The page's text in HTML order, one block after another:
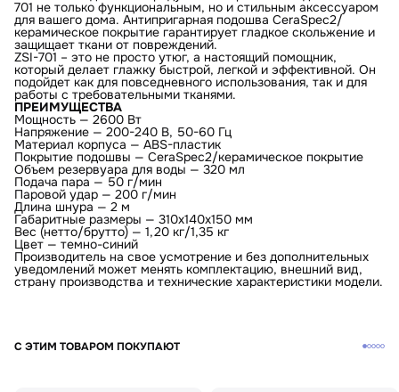
701 не только функциональным, но и стильным аксессуаром
для вашего дома. Антипригарная подошва CeraSpec2/
керамическое покрытие гарантирует гладкое скольжение и
защищает ткани от повреждений.
ZSI-701 – это не просто утюг, а настоящий помощник,
который делает глажку быстрой, легкой и эффективной. Он
подойдет как для повседневного использования, так и для
работы с требовательными тканями.
ПРЕИМУЩЕСТВА
Мощность — 2600 Вт
Напряжение — 200-240 В, 50-60 Гц
Материал корпуса — ABS-пластик
Покрытие подошвы — CeraSpec2/керамическое покрытие
Объем резервуара для воды — 320 мл
Подача пара — 50 г/мин
Паровой удар — 200 г/мин
Длина шнура — 2 м
Габаритные размеры — 310х140х150 мм
Вес (нетто/брутто) — 1,20 кг/1,35 кг
Цвет — темно-синий
Производитель на свое усмотрение и без дополнительных
уведомлений может менять комплектацию, внешний вид,
страну производства и технические характеристики модели.
С ЭТИМ ТОВАРОМ ПОКУПАЮТ